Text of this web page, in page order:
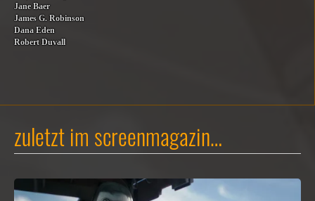
Jane Baer
James G. Robinson
Dana Eden
Robert Duvall
zuletzt im screenmagazin…